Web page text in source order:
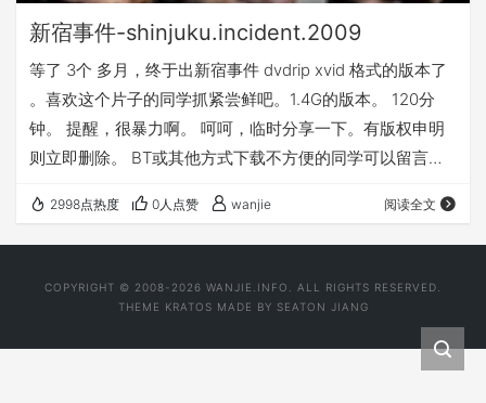
新宿事件-shinjuku.incident.2009
等了 3个 多月，终于出新宿事件 dvdrip xvid 格式的版本了
。喜欢这个片子的同学抓紧尝鲜吧。1.4G的版本。 120分
钟。 提醒，很暴力啊。 呵呵，临时分享一下。有版权申明
则立即删除。 BT或其他方式下载不方便的同学可以留言，
看 flv。 画质嘛，很差，单个文件仅92M. 压缩了 近10倍。
流媒体是要牺牲画质的。明天也许再压一个清晰点的。 Get
2998点热度 0人点赞 wanjie 阅读全文
COPYRIGHT © 2008-2026 WANJIE.INFO. ALL RIGHTS RESERVED.
THEME KRATOS MADE BY SEATON JIANG